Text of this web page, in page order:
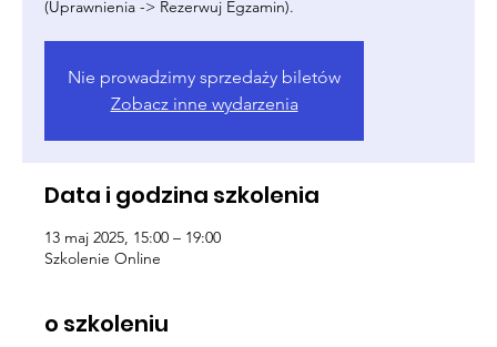
(Uprawnienia -> Rezerwuj Egzamin).
Nie prowadzimy sprzedaży biletów
Zobacz inne wydarzenia
Data i godzina szkolenia
13 maj 2025, 15:00 – 19:00
Szkolenie Online
o szkoleniu